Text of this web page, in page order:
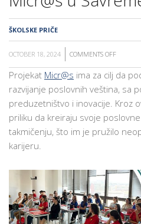
ŠKOLSKE PRIČE
OCTOBER 18, 2024 COMMENTS OFF
PROJEKTA
Projekat Micr@s ima za cilj da
razvijanje poslovnih veština, sa
preduzetništvo i inovacije. Kroz
priliku da kreiraju svoje
takmičenju, što im je pružilo
karijeru.